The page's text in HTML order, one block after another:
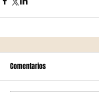
Comentarios